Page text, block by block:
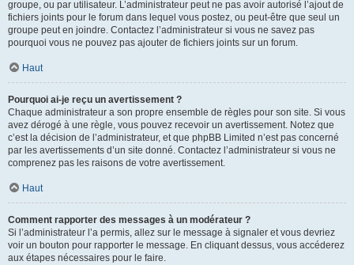
groupe, ou par utilisateur. L’administrateur peut ne pas avoir autorisé l’ajout de
fichiers joints pour le forum dans lequel vous postez, ou peut-être que seul un
groupe peut en joindre. Contactez l’administrateur si vous ne savez pas
pourquoi vous ne pouvez pas ajouter de fichiers joints sur un forum.
Haut
Pourquoi ai-je reçu un avertissement ?
Chaque administrateur a son propre ensemble de règles pour son site. Si vous
avez dérogé à une règle, vous pouvez recevoir un avertissement. Notez que
c’est la décision de l’administrateur, et que phpBB Limited n’est pas concerné
par les avertissements d’un site donné. Contactez l’administrateur si vous ne
comprenez pas les raisons de votre avertissement.
Haut
Comment rapporter des messages à un modérateur ?
Si l’administrateur l’a permis, allez sur le message à signaler et vous devriez
voir un bouton pour rapporter le message. En cliquant dessus, vous accéderez
aux étapes nécessaires pour le faire.